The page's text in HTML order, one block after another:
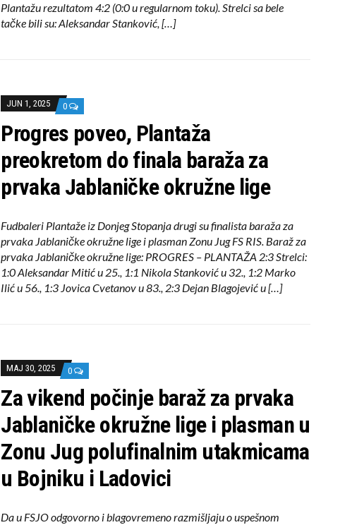
Plantažu rezultatom 4:2 (0:0 u regularnom toku). Strelci sa bele
tačke bili su: Aleksandar Stanković, […]
JUN 1, 2025 0
Progres poveo, Plantaža
preokretom do finala baraža za
prvaka Jablaničke okružne lige
Fudbaleri Plantaže iz Donjeg Stopanja drugi su finalista baraža za
prvaka Jablaničke okružne lige i plasman Zonu Jug FS RIS. Baraž za
prvaka Jablaničke okružne lige: PROGRES – PLANTAŽA 2:3 Strelci:
1:0 Aleksandar Mitić u 25., 1:1 Nikola Stanković u 32., 1:2 Marko
Ilić u 56., 1:3 Jovica Cvetanov u 83., 2:3 Dejan Blagojević u […]
MAJ 30, 2025 0
Za vikend počinje baraž za prvaka
Jablaničke okružne lige i plasman u
Zonu Jug polufinalnim utakmicama
u Bojniku i Ladovici
Da u FSJO odgovorno i blagovremeno razmišljaju o uspešnom